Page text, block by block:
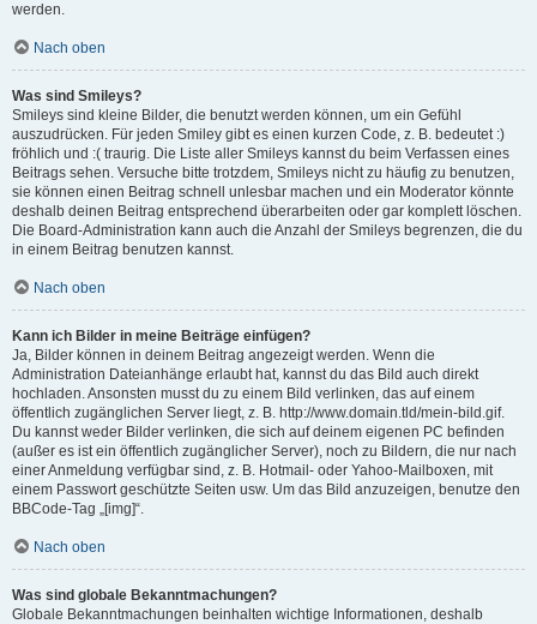
werden.
Nach oben
Was sind Smileys?
Smileys sind kleine Bilder, die benutzt werden können, um ein Gefühl
auszudrücken. Für jeden Smiley gibt es einen kurzen Code, z. B. bedeutet :)
fröhlich und :( traurig. Die Liste aller Smileys kannst du beim Verfassen eines
Beitrags sehen. Versuche bitte trotzdem, Smileys nicht zu häufig zu benutzen,
sie können einen Beitrag schnell unlesbar machen und ein Moderator könnte
deshalb deinen Beitrag entsprechend überarbeiten oder gar komplett löschen.
Die Board-Administration kann auch die Anzahl der Smileys begrenzen, die du
in einem Beitrag benutzen kannst.
Nach oben
Kann ich Bilder in meine Beiträge einfügen?
Ja, Bilder können in deinem Beitrag angezeigt werden. Wenn die
Administration Dateianhänge erlaubt hat, kannst du das Bild auch direkt
hochladen. Ansonsten musst du zu einem Bild verlinken, das auf einem
öffentlich zugänglichen Server liegt, z. B. http://www.domain.tld/mein-bild.gif.
Du kannst weder Bilder verlinken, die sich auf deinem eigenen PC befinden
(außer es ist ein öffentlich zugänglicher Server), noch zu Bildern, die nur nach
einer Anmeldung verfügbar sind, z. B. Hotmail- oder Yahoo-Mailboxen, mit
einem Passwort geschützte Seiten usw. Um das Bild anzuzeigen, benutze den
BBCode-Tag „[img]“.
Nach oben
Was sind globale Bekanntmachungen?
Globale Bekanntmachungen beinhalten wichtige Informationen, deshalb